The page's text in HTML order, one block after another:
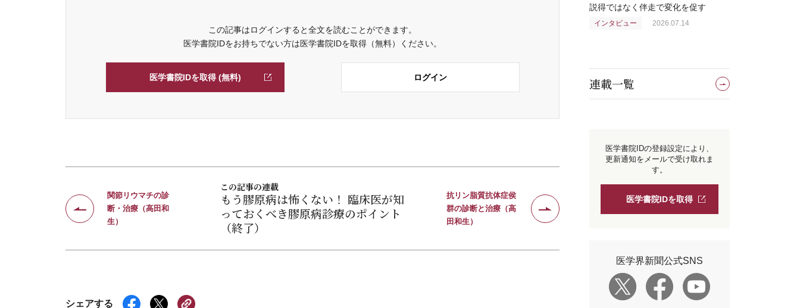
この記事はログインすると全文を読むことができます。
医学書院IDをお持ちでない方は医学書院IDを取得（無料）ください。
医学書院IDを取得 (無料) ログイン
この記事の連載
もう膠原病は怖くない！ 臨床医が知
っておくべき膠原病診療のポイント
（終了）
関節リウマチの診
断・治療（高田和
生）
抗リン脂質抗体症侯
群の診断と治療（高
田和生）
シェアする
説得ではなく伴走で変化を促す
インタビュー 2026.07.14
連載一覧
医学書院IDの登録設定により、
更新通知をメールで受け取れま
す。
医学書院IDを取得
医学界新聞公式SNS